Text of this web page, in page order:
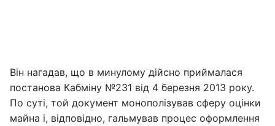
Він нагадав, що в минулому дійсно приймалася
постанова Кабміну №231 від 4 березня 2013 року.
По суті, той документ монополізував сферу оцінки
майна і, відповідно, гальмував процес оформлення